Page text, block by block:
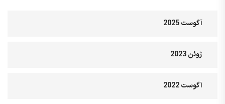
آگوست 2025
ژوئن 2023
آگوست 2022